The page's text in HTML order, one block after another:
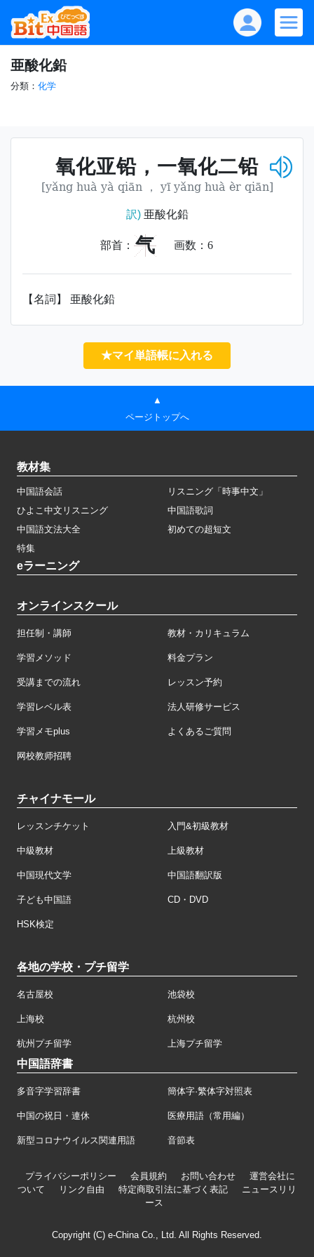
亜酸化鉛
分類： 化学
氧化亚铅，一氧化二铅
[yǎng huà yà qiān ， yī yǎng huà èr qiān]
訳)亜酸化鉛
部首： 气 画数： 6
【名詞】 亜酸化鉛
★マイ単語帳に入れる
▲
ページトップへ
教材集
中国語会話
リスニング「時事中文」
ひよこ中文リスニング
中国語歌詞
中国語文法大全
初めての超短文
特集
eラーニング
オンラインスクール
担任制・講師 教材・カリキュラム
学習メソッド 料金プラン
受講までの流れ レッスン予約
学習レベル表 法人研修サービス
学習メモplus よくあるご質問
网校教师招聘
チャイナモール
レッスンチケット 入門&初級教材
中級教材 上級教材
中国現代文学 中国語翻訳版
子ども中国語 CD・DVD
HSK検定
各地の学校・プチ留学
名古屋校 池袋校
上海校 杭州校
杭州プチ留学 上海プチ留学
中国語辞書
多音字学習辞書 簡体字·繁体字対照表
中国の祝日・連休 医療用語（常用編）
新型コロナウイルス関連用語 音節表
プライバシーポリシー 会員規約 お問い合わせ
運営会社に
ついて
リンク自由 特定商取引法に基づく表記
ニュースリリ
ース
Copyright (C) e-China Co., Ltd. All Rights Reserved.